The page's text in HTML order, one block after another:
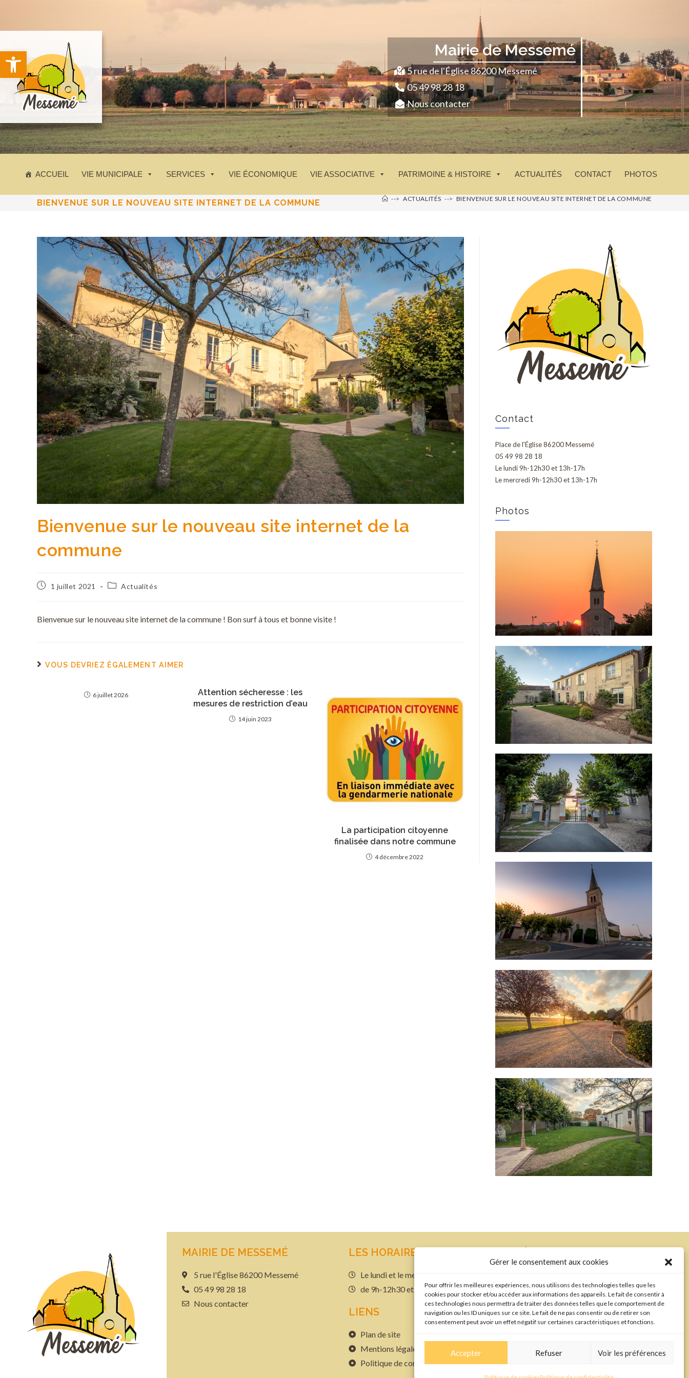
Ouvrir la barre d’outils
Gérer le consentement aux cookies
Pour offrir les meilleures expériences, nous utilisons des technologies telles que les
cookies pour stocker et/ou accéder aux informations des appareils. Le fait de consentir à
ces technologies nous permettra de traiter des données telles que le comportement de
navigation ou les ID uniques sur ce site. Le fait de ne pas consentir ou de retirer son
consentement peut avoir un effet négatif sur certaines caractéristiques et fonctions.
Accepter Refuser Voir les préférences
Mairie de Messemé
5 rue de l'Église 86200 Messemé
05 49 98 28 18
Nous contacter
ACCUEIL VIE MUNICIPALE SERVICES VIE ÉCONOMIQUE VIE ASSOCIATIVE PATRIMOINE & HISTOIRE ACTUALITÉS CONTACT PHOTOS
BIENVENUE SUR LE NOUVEAU SITE INTERNET DE LA COMMUNE --> ACTUALITÉS --> BIENVENUE SUR LE NOUVEAU SITE INTERNET DE LA COMMUNE
Bienvenue sur le nouveau site internet de la
commune
1 juillet 2021 Actualités
Bienvenue sur le nouveau site internet de la commune ! Bon surf à tous et bonne visite !
VOUS DEVRIEZ ÉGALEMENT AIMER
6 juillet 2026
Attention sécheresse : les
mesures de restriction d’eau
14 juin 2023
La participation citoyenne
finalisée dans notre commune
4 décembre 2022
Contact
Place de l'Église 86200 Messemé
05 49 98 28 18
Le lundi 9h-12h30 et 13h-17h
Le mercredi 9h-12h30 et 13h-17h
Photos
MAIRIE DE MESSEMÉ
5 rue l'Église 86200 Messemé
05 49 98 28 18
Nous contacter
LES HORAIRES
Le lundi et le mercredi
de 9h-12h30 et de 13h30-17h
LIENS
Plan de site
Mentions légales
Politique de confidentialité